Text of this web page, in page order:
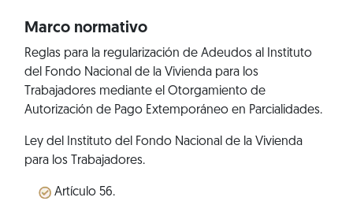
Marco normativo
Reglas para la regularización de Adeudos al Instituto
del Fondo Nacional de la Vivienda para los
Trabajadores mediante el Otorgamiento de
Autorización de Pago Extemporáneo en Parcialidades.
Ley del Instituto del Fondo Nacional de la Vivienda
para los Trabajadores.
Artículo 56.